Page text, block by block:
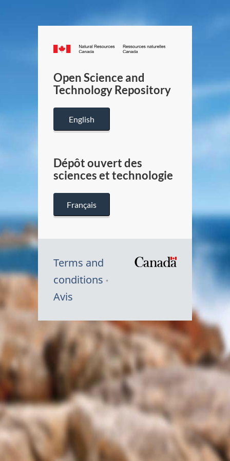
Canada.ca
/
Canada
Open Science and
Technology Repository
English
Dépôt ouvert des
sciences et technologie
Français
Terms and
conditions
Avis
Symbole
du
Canada